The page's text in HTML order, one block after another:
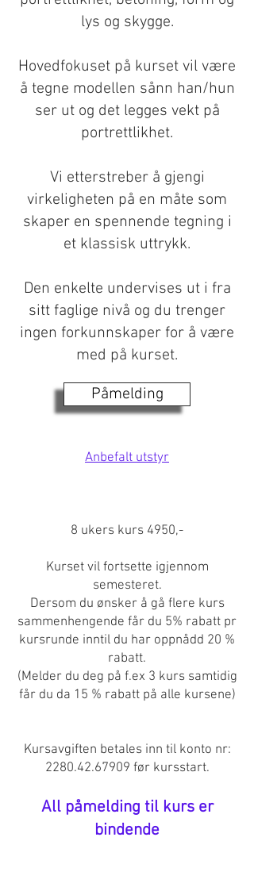
lys og skygge.
Hovedfokuset på kurset vil være
å tegne modellen sånn han/hun
ser ut og det legges vekt på
portrettlikhet.
Vi etterstreber å gjengi
virkeligheten på en måte som
skaper en spennende tegning i
et klassisk uttrykk.
Den enkelte undervises ut i fra
sitt faglige nivå og du trenger
ingen forkunnskaper for å være
med på kurset.
Påmelding
Anbefalt utstyr
8 ukers kurs 4950,-
Kurset vil fortsette igjennom
semesteret.
Dersom du ønsker å gå flere kurs
sammenhengende får du 5% rabatt pr
kursrunde inntil du har oppnådd 20 %
rabatt.
(Melder du deg på f.ex 3 kurs samtidig
får du da 15 % rabatt på alle kursene)
Kursavgiften betales inn til konto nr:
2280.42.67909 før kursstart.
All påmelding til kurs er
bindende